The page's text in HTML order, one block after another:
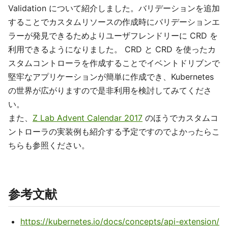
Validation について紹介しました。バリデーションを追加
することでカスタムリソースの作成時にバリデーションエ
ラーが発見できるためよりユーザフレンドリーに CRD を
利用できるようになりました。 CRD と CRD を使ったカ
スタムコントローラを作成することでイベントドリブンで
堅牢なアプリケーションが簡単に作成でき、Kubernetes
の世界が広がりますので是非利用を検討してみてくださ
い。
また、 Z Lab Advent Calendar 2017 のほうでカスタムコ
ントローラの実装例も紹介する予定ですのでよかったらこ
ちらも参照ください。
参考文献
https://kubernetes.io/docs/concepts/api-extension/